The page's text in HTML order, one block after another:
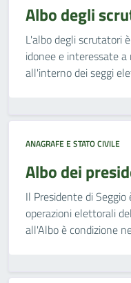
Albo degli
L'albo degli scrutatori
idonee e interessate
all'interno dei seggi
ANAGRAFE E STATO CIVILE
Albo dei
Il Presidente di
operazioni elettorali
all'Albo è condizione